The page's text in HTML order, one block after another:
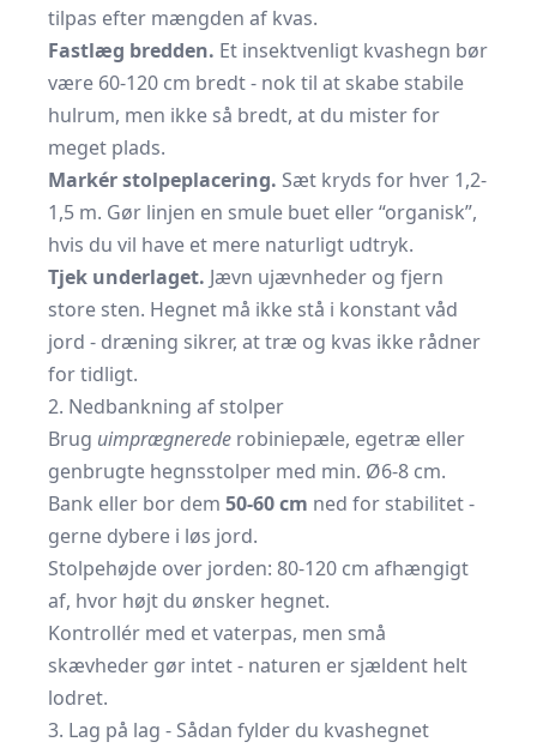
tilpas efter mængden af kvas.
Fastlæg bredden. Et insektvenligt kvashegn bør
være 60-120 cm bredt - nok til at skabe stabile
hulrum, men ikke så bredt, at du mister for
meget plads.
Markér stolpeplacering. Sæt kryds for hver 1,2-
1,5 m. Gør linjen en smule buet eller “organisk”,
hvis du vil have et mere naturligt udtryk.
Tjek underlaget. Jævn ujævnheder og fjern
store sten. Hegnet må ikke stå i konstant våd
jord - dræning sikrer, at træ og kvas ikke rådner
for tidligt.
2. Nedbankning af stolper
Brug uimprægnerede robiniepæle, egetræ eller
genbrugte hegnsstolper med min. Ø6-8 cm.
Bank eller bor dem 50-60 cm ned for stabilitet -
gerne dybere i løs jord.
Stolpehøjde over jorden: 80-120 cm afhængigt
af, hvor højt du ønsker hegnet.
Kontrollér med et vaterpas, men små
skævheder gør intet - naturen er sjældent helt
lodret.
3. Lag på lag - Sådan fylder du kvashegnet